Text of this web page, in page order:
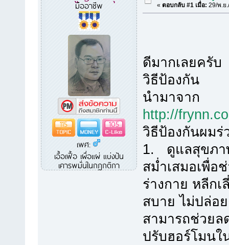
มืออาชีพ
115
105
เพศ:
เอื้อเฟื้อ เผื่อแผ่ แบ่งปัน
เคารพมั่นในกฏกติกา
«ตอบกลับ #1 เมื่อ: 29/พ.ย
ดีมากเลยครั
วิธีป้องกัน
นำมาจาก
http://
วิธีป้องกันผมร่
1. ดูแลสุขภา
สม่ำเสมอเพื่อ
ร่างกาย หลีก
สบาย ไม่ปล่อ
สามารถช่วย
ปรับฮอร์โมนใ